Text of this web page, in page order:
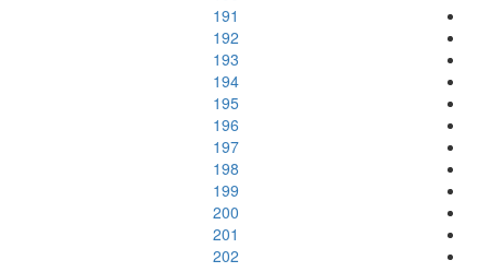
191
192
193
194
195
196
197
198
199
200
201
202